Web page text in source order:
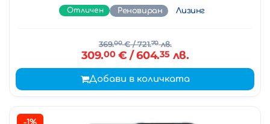
Отличен Реновиран Лизинг
369.00€/ 721.70лв.
309.00€ / 604.35лв.
Добави в количката